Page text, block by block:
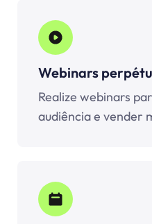
Webinars
Realize webinars
audiência e vender